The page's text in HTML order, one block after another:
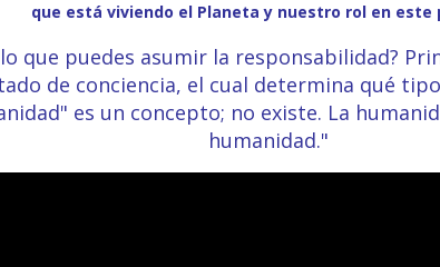
que está viviendo el Planeta y nuestro rol en este
que puedes asumir la responsabilidad?
de conciencia, el cual determina qué
es un concepto; no existe. La
humanidad."